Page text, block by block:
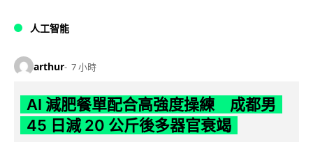
人工智能
arthur 7 小時
AI 減肥餐單配合高強度操練 成都男
45 日減 20 公斤後多器官衰竭